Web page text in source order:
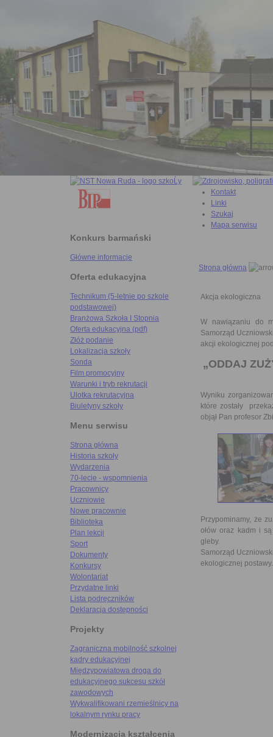
Konkurs barmański
Główne informacje
Oferta edukacyjna
Technikum (5-letnie po szkole
podstawowej)
Branżowa Szkoła I Stopnia
Oferta edukacyjna (pdf)
Złóż podanie
Lokalizacja szkoły
Sonda
Film promocyjny
Warunki i tryb rekrutacji
Ulotka rekrutacyjna
Biuletyny szkoły
Menu serwisu
Strona główna
Historia szkoły
Wydarzenia
70-lecie - wspomnienia
Pracownicy
Uczniowie
Nowe pracownie
Biblioteka
Plan lekcji
Sport
Dokumenty
Konkursy
Wolontariat
Przydatne linki
Lista podręczników
Deklaracja dostępności
Projekty
Zagraniczna mobilność szkolnej
kadry edukacyjnej
Międzypowiatowa droga do
edukacyjnego sukcesu szkół
zawodowych
Wykwalifikowani rzemieślnicy na
lokalnym rynku pracy
Modernizacja kształcenia
Kontakt
Linki
Szukaj
Mapa serwisu
Strona główna
Akcja ekologiczna
W nawiązaniu do
Samorząd
akcji ekologicznej
„ODDAJ
Wyniku
które zostały
objął Pan profesor
Przypominamy, że
ołów oraz kadm i
gleby.
Samorząd
ekologicznej postawy.